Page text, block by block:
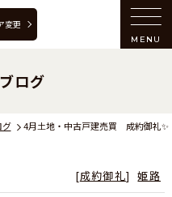
不動産
変更
MENU
グ
ログ
[成約御礼] 姫路